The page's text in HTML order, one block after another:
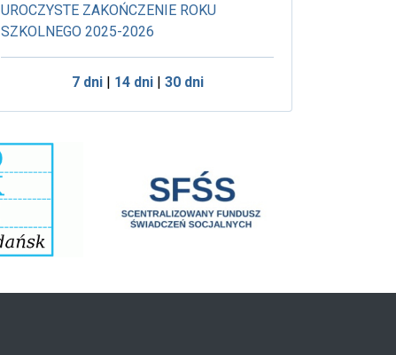
UROCZYSTE ZAKOŃCZENIE ROKU
SZKOLNEGO 2025-2026
7 dni| 14 dni| 30 dni